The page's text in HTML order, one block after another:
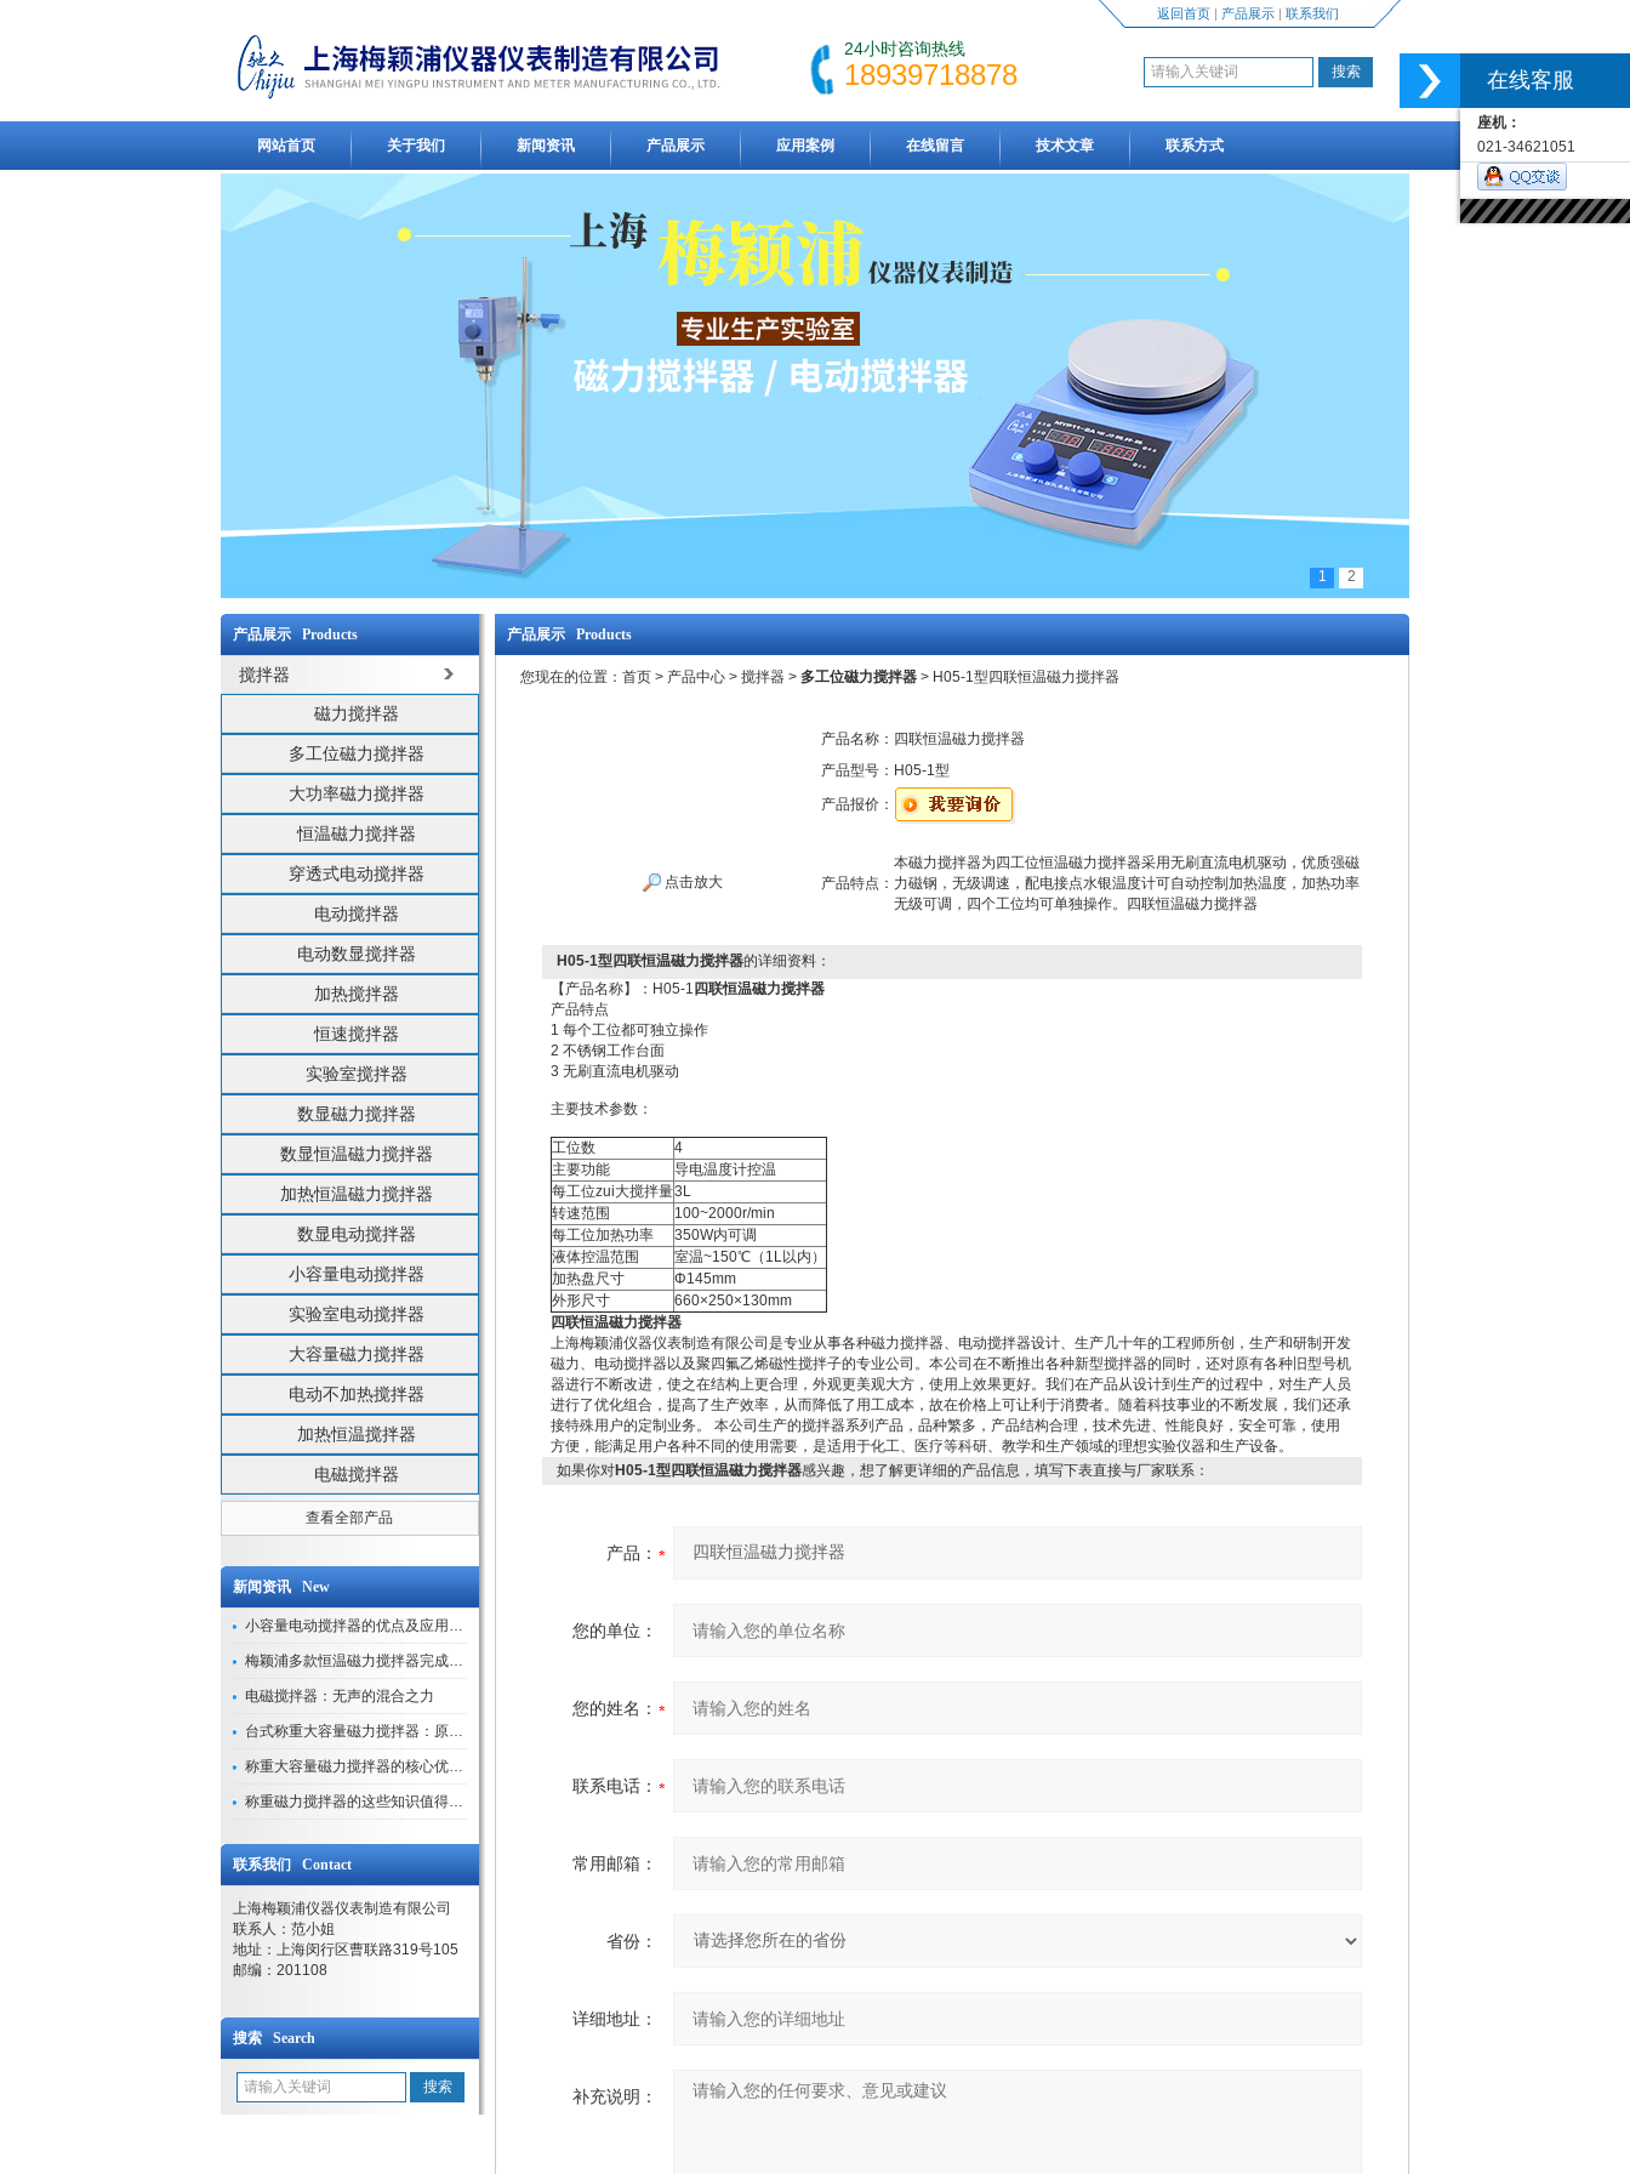
返回首页| 产品展示| 联系我们
24小时咨询热线
18939718878
网站首页 关于我们 新闻资讯 产品展示 应用案例 在线留言 技术文章 联系方式
1 2
产品展示 Products
搅拌器
磁力搅拌器
多工位磁力搅拌器
大功率磁力搅拌器
恒温磁力搅拌器
穿透式电动搅拌器
电动搅拌器
电动数显搅拌器
加热搅拌器
恒速搅拌器
实验室搅拌器
数显磁力搅拌器
数显恒温磁力搅拌器
加热恒温磁力搅拌器
数显电动搅拌器
小容量电动搅拌器
实验室电动搅拌器
大容量磁力搅拌器
电动不加热搅拌器
加热恒温搅拌器
电磁搅拌器
查看全部产品
新闻资讯 New
小容量电动搅拌器的优点及应用解析
梅颖浦多款恒温磁力搅拌器完成技术迭代 数字化操控全面升级
电磁搅拌器：无声的混合之力
台式称重大容量磁力搅拌器：原理与应用解析
称重大容量磁力搅拌器的核心优势解析
称重磁力搅拌器的这些知识值得我们学习
联系我们 Contact
上海梅颖浦仪器仪表制造有限公司
联系人：范小姐
地址：上海闵行区曹联路319号105
邮编：201108
搜索 Search
产品展示 Products
您现在的位置： 首页 > 产品中心 > 搅拌器 > 多工位磁力搅拌器 > H05-1型四联恒温磁力搅拌器
点击放大
产品名称： 四联恒温磁力搅拌器
产品型号： H05-1型
产品报价：
产品特点：
本磁力搅拌器为四工位恒温磁力搅拌器采用无刷直流电机驱动，优质强磁
力磁钢，无级调速，配电接点水银温度计可自动控制加热温度，加热功率
无级可调，四个工位均可单独操作。四联恒温磁力搅拌器
H05-1型四联恒温磁力搅拌器的详细资料：
【产品名称】：H05-1 四联恒温磁力搅拌器
产品特点
1 每个工位都可独立操作
2 不锈钢工作台面
3 无刷直流电机驱动
主要技术参数：
工位数
4
主要功能
导电温度计控温
每工位zui大搅拌量3L
转速范围
100~2000r/min
每工位加热功率
350W内可调
液体控温范围
室温~150℃（1L以内）
加热盘尺寸
Φ145mm
外形尺寸
660×250×130mm
四联恒温磁力搅拌器
上海梅颖浦仪器仪表制造有限公司是专业从事各种磁力搅拌器、电动搅拌器设计、生产几十年的工程师所创，生产和研制开发
磁力、电动搅拌器以及聚四氟乙烯磁性搅拌子的专业公司。本公司在不断推出各种新型搅拌器的同时，还对原有各种旧型号机
器进行不断改进，使之在结构上更合理，外观更美观大方，使用上效果更好。我们在产品从设计到生产的过程中，对生产人员
进行了优化组合，提高了生产效率，从而降低了用工成本，故在价格上可让利于消费者。随着科技事业的不断发展，我们还承
接特殊用户的定制业务。 本公司生产的搅拌器系列产品，品种繁多，产品结构合理，技术先进、性能良好，安全可靠，使用
方便，能满足用户各种不同的使用需要，是适用于化工、医疗等科研、教学和生产领域的理想实验仪器和生产设备。
如果你对H05-1型四联恒温磁力搅拌器感兴趣，想了解更详细的产品信息，填写下表直接与厂家联系：
产品：
您的单位：
您的姓名：
联系电话：
常用邮箱：
省份：
详细地址：
补充说明：
在线客服
座机：
021-34621051